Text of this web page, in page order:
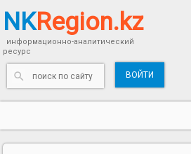
NKRegion.kz
информационно-аналитический
ресурс
ВОЙТИ